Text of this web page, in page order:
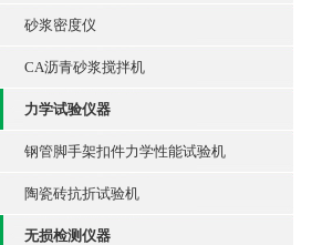
砂浆密度仪
CA沥青砂浆搅拌机
力学试验仪器
钢管脚手架扣件力学性能试验机
陶瓷砖抗折试验机
无损检测仪器